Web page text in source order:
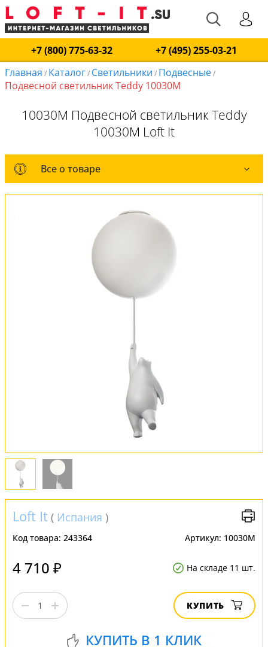
+7 (800) 775-63-32
+7 (495) 255-03-21
Главная / Каталог/ Светильники / Подвесные/
Подвесной светильник Teddy 10030M
10030M Подвесной светильник Teddy
10030M Loft It
Все о товаре
Все о товаре
Комплект лампочек
Вся коллекция
Оплата и доставка
Loft It ( Испания )
Код товара: 243364 Артикул: 10030M
4 710 ₽ На складе 11 шт.
КУПИТЬ